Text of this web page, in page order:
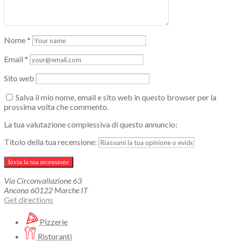
Nome*
Email *
Sito web
Salva il mio nome, email e sito web in questo browser per la
prossima volta che commento.
La tua valutazione complessiva di questo annuncio:
Titolo della tua recensione:
Via Circonvallazione 63
Ancona 60122 Marche IT
Get directions
Pizzerie
Ristoranti